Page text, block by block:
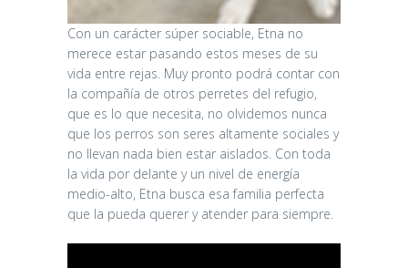
Con un carácter súper sociable, Etna no
merece estar pasando estos meses de su
vida entre rejas. Muy pronto podrá contar con
la compañía de otros perretes del refugio,
que es lo que necesita, no olvidemos nunca
que los perros son seres altamente sociales y
no llevan nada bien estar aislados. Con toda
la vida por delante y un nivel de energía
medio-alto, Etna busca esa familia perfecta
que la pueda querer y atender para siempre.